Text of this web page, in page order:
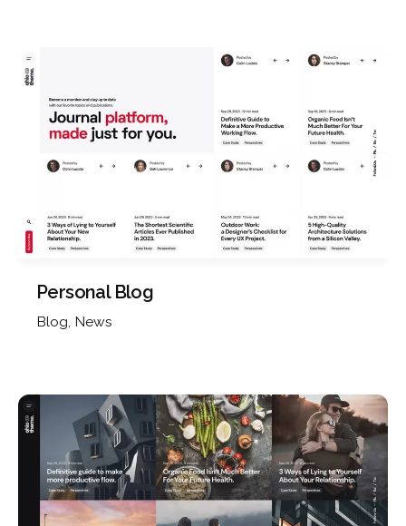
content
Personal Blog
Blog News